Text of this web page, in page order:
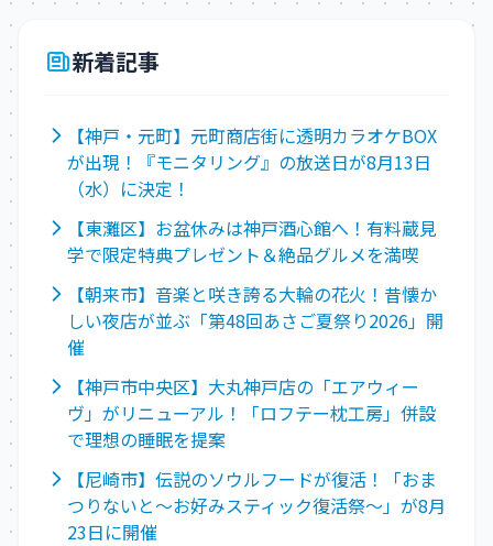
新着記事
【神戸・元町】元町商店街に透明カラオケBOX
が出現！『モニタリング』の放送日が8月13日
（水）に決定！
【東灘区】お盆休みは神戸酒心館へ！有料蔵見
学で限定特典プレゼント＆絶品グルメを満喫
【朝来市】音楽と咲き誇る大輪の花火！昔懐か
しい夜店が並ぶ「第48回あさご夏祭り2026」開
催
【神戸市中央区】大丸神戸店の「エアウィー
ヴ」がリニューアル！「ロフテー枕工房」併設
で理想の睡眠を提案
【尼崎市】伝説のソウルフードが復活！「おま
つりないと～お好みスティック復活祭～」が8月
23日に開催